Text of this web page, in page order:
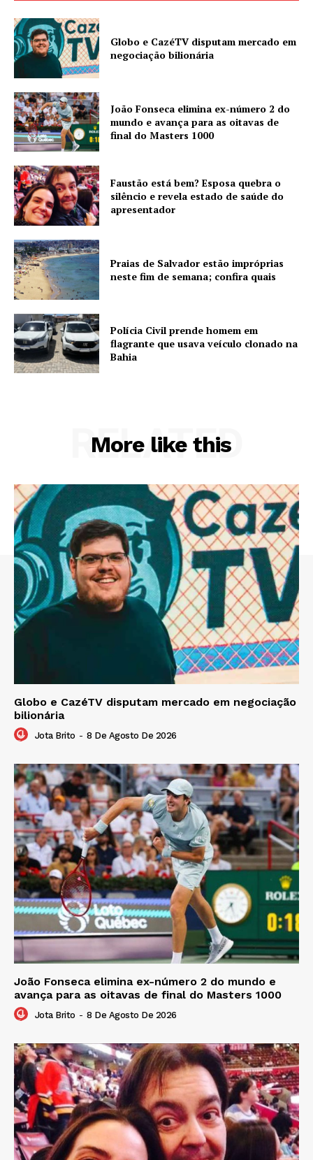
Globo e CazéTV disputam mercado em
negociação bilionária
João Fonseca elimina ex-número 2 do
mundo e avança para as oitavas de
final do Masters 1000
Faustão está bem? Esposa quebra o
silêncio e revela estado de saúde do
apresentador
Praias de Salvador estão impróprias
neste fim de semana; confira quais
Polícia Civil prende homem em
flagrante que usava veículo clonado na
Bahia
More like this
RELATED
Globo e CazéTV disputam mercado em negociação
bilionária
Jota Brito - 8 De Agosto De 2026
João Fonseca elimina ex-número 2 do mundo e
avança para as oitavas de final do Masters 1000
Jota Brito - 8 De Agosto De 2026